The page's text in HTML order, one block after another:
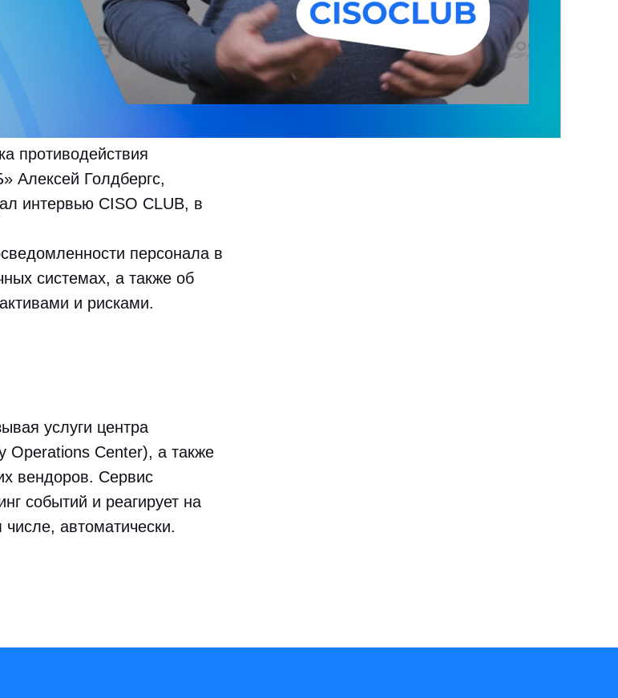
противодействия
Алексей Голдбергс,
интервью CISO CLUB, в
персонала в
системах, а также об
и рисками.
услуги центра
Operations Center), а также
вендоров. Сервис
событий и реагирует на
автоматически.